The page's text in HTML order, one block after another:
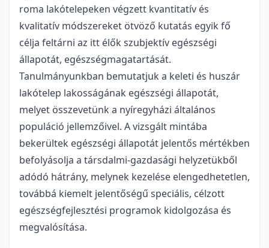
roma lakótelepeken végzett kvantitatív és
kvalitatív módszereket ötvöző kutatás egyik fő
célja feltárni az itt élők szubjektív egészségi
állapotát, egészségmagatartását.
Tanulmányunkban bemutatjuk a keleti és huszár
lakótelep lakosságának egészségi állapotát,
melyet összevetünk a nyíregyházi általános
populáció jellemzőivel. A vizsgált mintába
bekerültek egészségi állapotát jelentős mértékben
befolyásolja a társdalmi-gazdasági helyzetükből
adódó hátrány, melynek kezelése elengedhetetlen,
továbbá kiemelt jelentőségű speciális, célzott
egészségfejlesztési programok kidolgozása és
megvalósítása.